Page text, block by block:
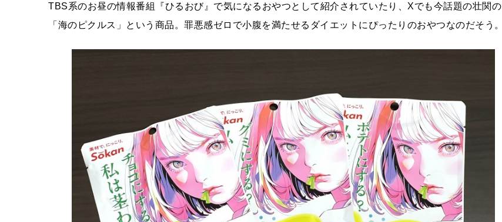
TBS系のお昼の情報番組『ひるおび』で気になるおやつとして紹介されていたり、Xでも今話題の壮関の
「海のピクルス」という商品。罪悪感ゼロで小腹を満たせるダイエットにぴったりのおやつなのだそう。